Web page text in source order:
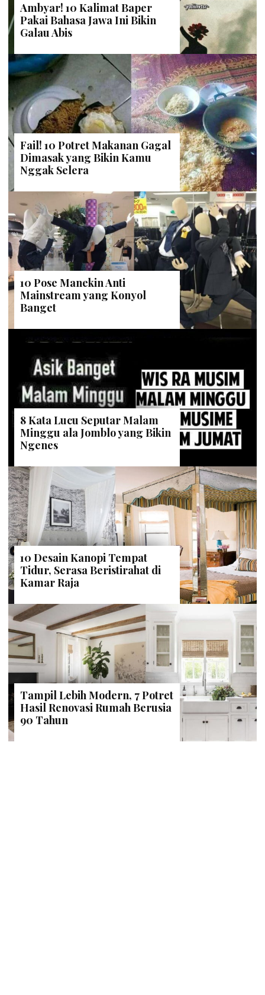
Ambyar! 10 Kalimat Baper
Pakai Bahasa Jawa Ini Bikin
Galau Abis
Fail! 10 Potret Makanan Gagal
Dimasak yang Bikin Kamu
Nggak Selera
10 Pose Manekin Anti
Mainstream yang Konyol
Banget
8 Kata Lucu Seputar Malam
Minggu ala Jomblo yang Bikin
Ngenes
10 Desain Kanopi Tempat
Tidur, Serasa Beristirahat di
Kamar Raja
Tampil Lebih Modern, 7 Potret
Hasil Renovasi Rumah Berusia
90 Tahun